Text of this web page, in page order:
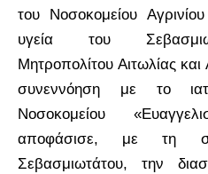
του Νοσοκομείου
υγεία του
Μητροπολίτου Αιτωλίας
συνεννόηση με το
Νοσοκομείου
αποφάσισε, με τη
Σεβασμιωτάτου, την